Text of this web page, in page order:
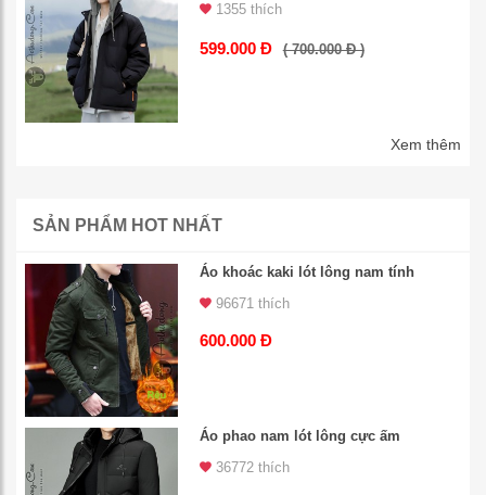
1355 thích
599.000 Đ ( 700.000 Đ )
Xem thêm
SẢN PHẨM HOT NHẤT
Áo khoác kaki lót lông nam tính
96671 thích
600.000 Đ
Áo phao nam lót lông cực ấm
36772 thích